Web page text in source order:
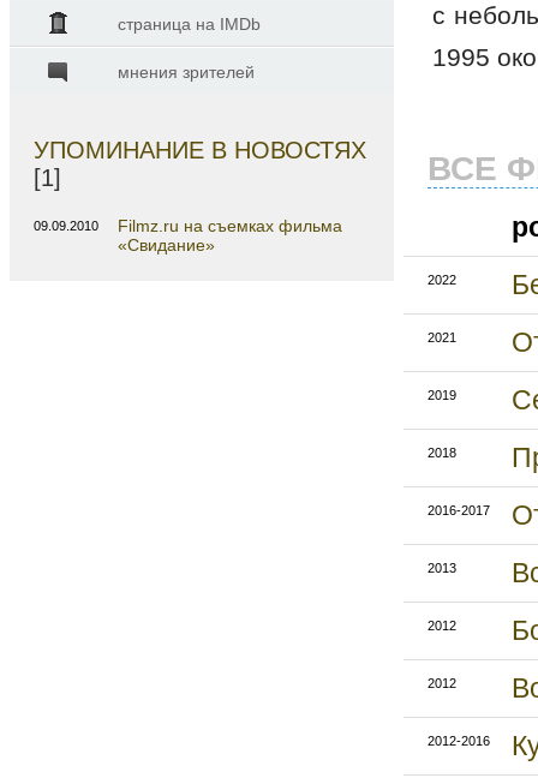
с
1995
ВСЕ
2022
2021
2019
2018
2016-2017
2013
2012
2012
2012-2016
страница на IMDb
мнения зрителей
УПОМИНАНИЕ В НОВОСТЯХ
[1]
09.09.2010
Filmz.ru на съемках фильма
«Свидание»